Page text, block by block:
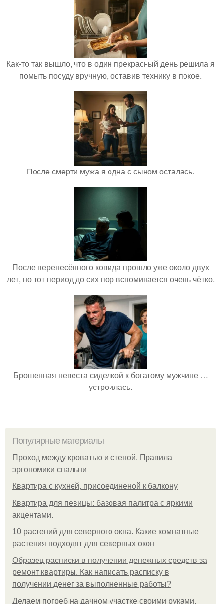
Как-то так вышло, что в один прекрасный день решила я
помыть посуду вручную, оставив технику в покое.
После смерти мужа я одна с сыном осталась.
После перенесённого ковида прошло уже около двух
лет, но тот период до сих пор вспоминается очень чётко.
Брошенная невеста сиделкой к богатому мужчине …
устроилась.
Популярные материалы
Проход между кроватью и стеной. Правила
эргономики спальни
Квартира с кухней, присоединеной к балкону
Квартира для певицы: базовая палитра с яркими
акцентами.
10 растений для северного окна. Какие комнатные
растения подходят для северных окон
Образец расписки в получении денежных средств за
ремонт квартиры. Как написать расписку в
получении денег за выполненные работы?
Делаем погреб на дачном участке своими руками.